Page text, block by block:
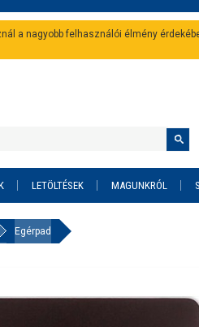
a nagyobb felhasználói élmény
LETÖLTÉSEK MAGUNKRÓL
Egérpad